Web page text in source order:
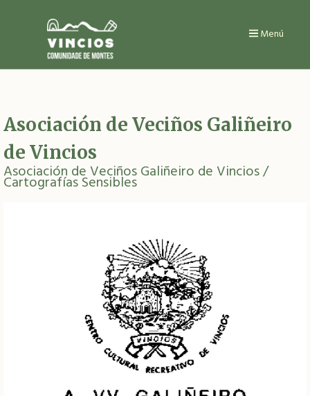
Menú
Asociación de Veciños Galiñeiro
de Vincios
Asociación de Veciños Galiñeiro de Vincios/
Cartografías Sensibles